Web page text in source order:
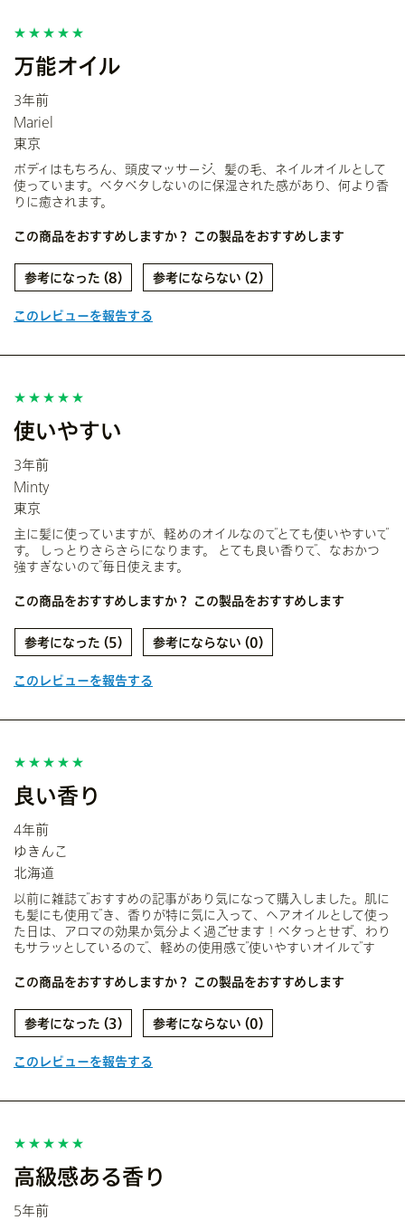
万能オイル
3年前
Mariel
東京
ボディはもちろん、頭皮マッサージ、髪の毛、ネイルオイルとして
使っています。ベタベタしないのに保湿された感があり、何より香
りに癒されます。
この商品をおすすめしますか？ この製品をおすすめします
8 2
このレビューを報告する
使いやすい
3年前
Minty
東京
主に髪に使っていますが、軽めのオイルなのでとても使いやすいで
す。 しっとりさらさらになります。 とても良い香りで、なおかつ
強すぎないので毎日使えます。
この商品をおすすめしますか？ この製品をおすすめします
5 0
このレビューを報告する
良い香り
4年前
ゆきんこ
北海道
以前に雑誌でおすすめの記事があり気になって購入しました。肌に
も髪にも使用でき、香りが特に気に入って、ヘアオイルとして使っ
た日は、アロマの効果か気分よく過ごせます！ベタっとせず、わり
もサラッとしているので、軽めの使用感で使いやすいオイルです
この商品をおすすめしますか？ この製品をおすすめします
3 0
このレビューを報告する
高級感ある香り
5年前